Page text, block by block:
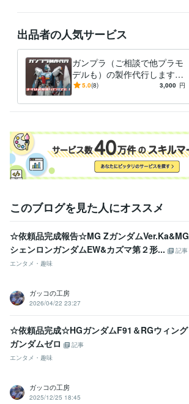
出品者の人気サービス
ガンプラ（ご相談で他プラモ
デルも）の製作代行します
素組から部分塗装、複雑な改
い
5.0(8) 3,000 円
このブログを見た人にオススメ
☆依頼品完成報告☆MG ZガンダムVer.Ka&MG
シェンロンガンダムEW&カズマ第２形...
記事
エンタメ・趣味
ガッコの工房
2026/04/22 23:27
☆依頼品完成☆HGガンダムF91＆RGウィング
ガンダムゼロ
記事
エンタメ・趣味
ガッコの工房
2025/12/25 18:45